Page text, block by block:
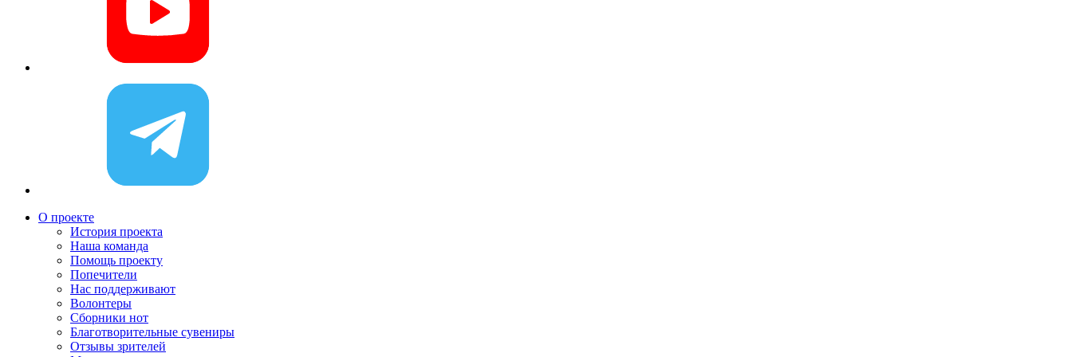
О проекте
История проекта
Наша команда
Помощь проекту
Попечители
Нас поддерживают
Волонтеры
Сборники нот
Благотворительные сувениры
Отзывы зрителей